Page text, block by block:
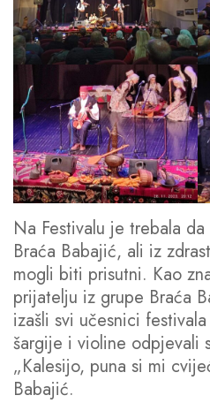
Na Festivalu je trebala
Braća Babajić, ali iz
mogli biti prisutni. Kao
prijatelju iz grupe Braća
izašli svi učesnici
šargije i violine odpjevali
„Kalesijo, puna si mi
Babajić.